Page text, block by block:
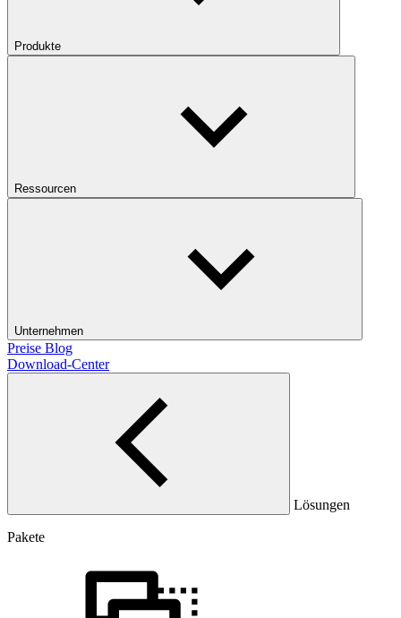
Produkte
Ressourcen
Unternehmen
Preise Blog
Download-Center
Lösungen
Pakete